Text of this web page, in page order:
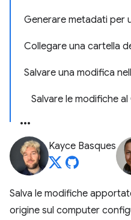
Generare metadati per
Collegare una cartella
Salvare una modifica
Salvare le modifiche al
Kayce Basques
Salva le modifiche
origine sul computer